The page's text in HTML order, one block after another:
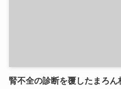
腎不全の診断を覆したまろん